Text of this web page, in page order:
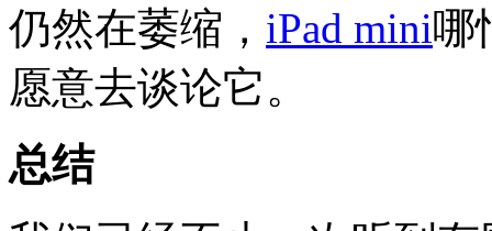
仍然在萎缩， iPad mini哪
愿意去谈论它。
总结